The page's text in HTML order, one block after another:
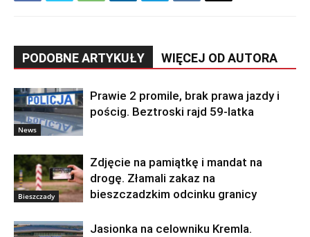
PODOBNE ARTYKUŁY WIĘCEJ OD AUTORA
News
Prawie 2 promile, brak prawa jazdy i
pościg. Beztroski rajd 59-latka
Bieszczady
Zdjęcie na pamiątkę i mandat na
drogę. Złamali zakaz na
bieszczadzkim odcinku granicy
Jasionka na celowniku Kremla.